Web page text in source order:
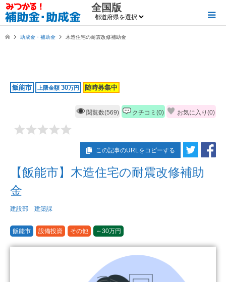
全国版
助成金・補助金 木造住宅の耐震改修補助金
飯能市 上限金額 30万円 随時募集中
閲覧数(569) クチコミ(0) お気に入り(0)
この記事のURLをコピーする
【飯能市】木造住宅の耐震改修補助
金
建設部 建築課
飯能市 設備投資 その他 ～30万円